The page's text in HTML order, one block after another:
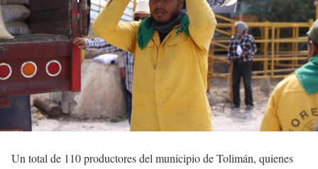
Un total de 110 productores del municipio de Tolimán, quienes